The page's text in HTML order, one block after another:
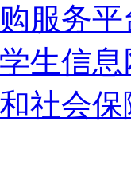
服务平
生信
社会保